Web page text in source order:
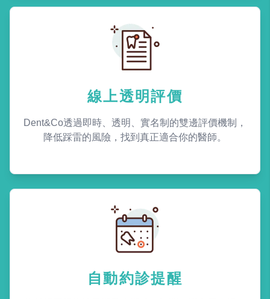
線上透明評價
Dent&Co透過即時、透明、實名制的雙邊評價機制，
降低踩雷的風險，找到真正適合你的醫師。
自動約診提醒